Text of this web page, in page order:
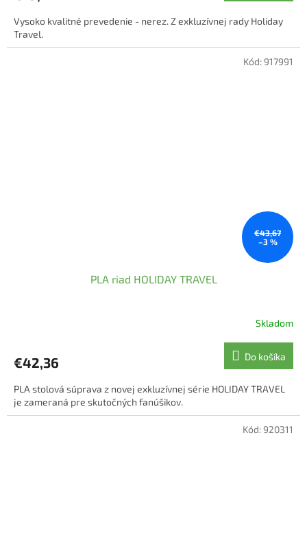
z
5
hviezdičiek.
Vysoko kvalitné prevedenie - nerez. Z exkluzívnej rady Holiday
Travel.
€43,67
–3 %
PLA riad HOLIDAY TRAVEL
je
z
5
hviezdičiek.
Skladom
€42,36 Do košíka
PLA stolová súprava z novej exkluzívnej série HOLIDAY TRAVEL
je zameraná pre skutočných fanúšikov.
Kód:917991
Kód:920311